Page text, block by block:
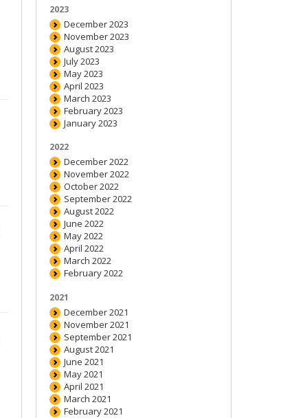
2023
December 2023
November 2023
August 2023
July 2023
May 2023
April 2023
March 2023
February 2023
January 2023
2022
December 2022
November 2022
October 2022
September 2022
August 2022
June 2022
May 2022
April 2022
March 2022
February 2022
2021
December 2021
November 2021
September 2021
August 2021
June 2021
May 2021
April 2021
March 2021
February 2021